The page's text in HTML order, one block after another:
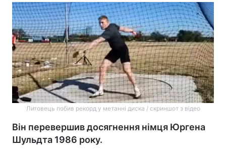
Литовець побив рекорд у метанні диска / скриншот з відео
Він перевершив досягнення німця Юргена
Шульдта 1986 року.